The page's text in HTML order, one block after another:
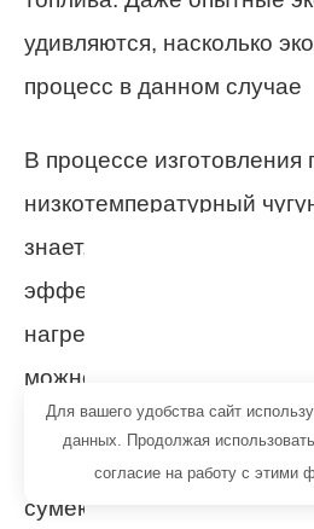
удивляются, насколько
процесс в данном случае
В процессе изготовления
низкотемпературный
знает, материал, который
эффективно
нагревании. Другой
можно назвать
благодаря которым
самостоятельно, без
сумеют создать
Для вашего удобства сайт
данных. Продолжая
согласие на работу с этими